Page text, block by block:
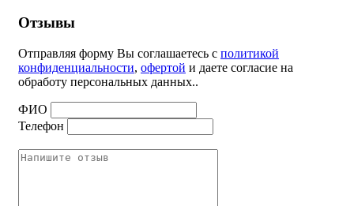
Отзывы
Отправляя форму Вы соглашаетесь с политикой
конфиденциальности, офертой и даете согласие на
обработу персональных данных..
ФИО
Телефон